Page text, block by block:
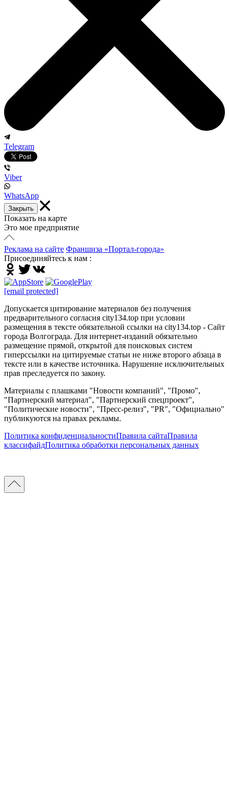
Telegram
Viber
WhatsApp
Закрыть
Показать на карте
Это мое предприятие
Реклама на сайте Франшиза «Портал-города»
Присоединяйтесь к нам :
[email protected]
Допускается цитирование материалов без получения
предварительного согласия city134.top при условии
размещения в тексте обязательной ссылки на city134.top - Сайт
города Волгограда. Для интернет-изданий обязательно
размещение прямой, открытой для поисковых систем
гиперссылки на цитируемые статьи не ниже второго абзаца в
тексте или в качестве источника. Нарушение исключительных
прав преследуется по закону.
Материалы с плашками "Новости компаний", "Промо",
"Партнерский материал", "Партнерский спецпроект",
"Политические новости", "Пресс-релиз", "PR", "Официально"
публикуются на правах рекламы.
Политика конфиденциальностиПравила сайтаПравила
классифайдПолитика обработки персональных данных